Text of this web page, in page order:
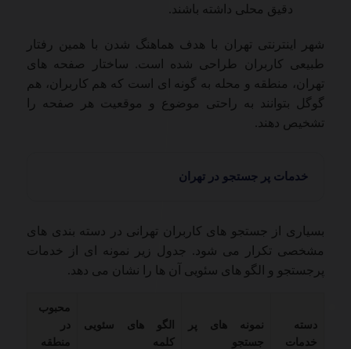
دقیق محلی داشته باشند.
شهر اینترنتی تهران با هدف هماهنگ شدن با همین رفتار
طبیعی کاربران طراحی شده است. ساختار صفحه های
تهران، منطقه و محله به گونه ای است که هم کاربران، هم
گوگل بتوانند به راحتی موضوع و موقعیت هر صفحه را
تشخیص دهند.
خدمات پر جستجو در تهران
بسیاری از جستجو های کاربران تهرانی در دسته بندی های
مشخصی تکرار می شود. جدول زیر نمونه ای از خدمات
پرجستجو و الگو های سئویی آن ها را نشان می دهد.
دسته
خدمات
نمونه های پر
جستجو
الگو های سئویی
کلمه
محبوب
در
منطقه